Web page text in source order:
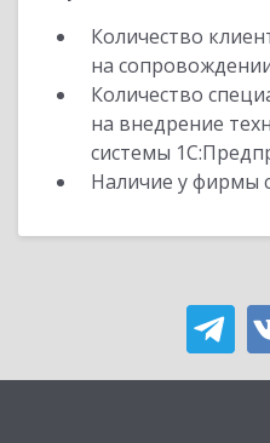
Количество
на
Количество
на внедрение
системы
Наличие у фирмы